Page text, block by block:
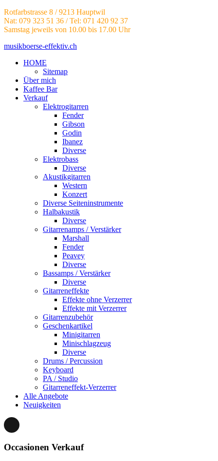
Rotfarbstrasse 8 / 9213 Hauptwil
Nat: 079 323 51 36 / Tel: 071 420 92 37
Samstag jeweils von 10.00 bis 17.00 Uhr
musikboerse-effektiv.ch
HOME
Sitemap
Über mich
Kaffee Bar
Verkauf
Elektrogitarren
Fender
Gibson
Godin
Ibanez
Diverse
Elektrobass
Diverse
Akustikgitarren
Western
Konzert
Diverse Seiteninstrumente
Halbakustik
Diverse
Gitarrenamps / Verstärker
Marshall
Fender
Peavey
Diverse
Bassamps / Verstärker
Diverse
Gitarreneffekte
Effekte ohne Verzerrer
Effekte mit Verzerrer
Gitarrenzubehör
Geschenkartikel
Minigitarren
Minischlagzeug
Diverse
Drums / Percussion
Keyboard
PA / Studio
Gitarreneffekt-Verzerrer
Alle Angebote
Neuigkeiten
Occasionen Verkauf